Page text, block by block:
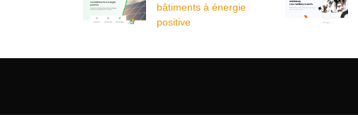
bâtiments à énergie
positive